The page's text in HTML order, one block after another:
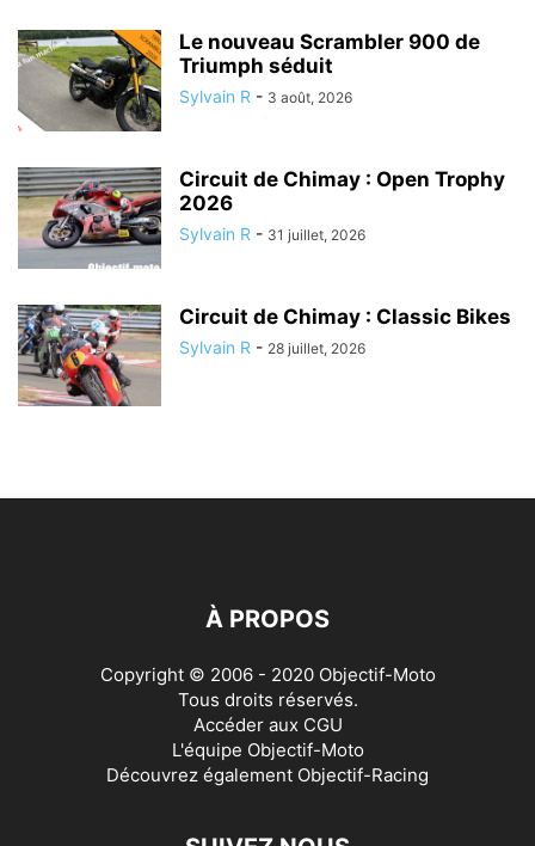
Le nouveau Scrambler 900 de
Triumph séduit
Sylvain R - 3 août, 2026
Circuit de Chimay : Open Trophy
2026
Sylvain R - 31 juillet, 2026
Circuit de Chimay : Classic Bikes
Sylvain R - 28 juillet, 2026
À PROPOS
Copyright © 2006 - 2020 Objectif-Moto
Tous droits réservés.
Accéder aux CGU
L'équipe Objectif-Moto
Découvrez également Objectif-Racing